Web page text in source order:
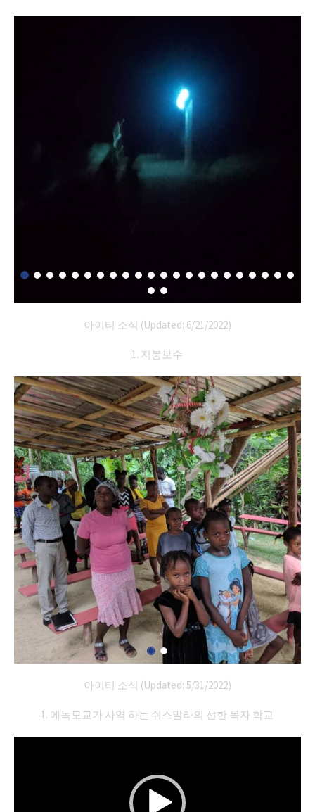
아이티 소식 (Updated: 6/21/2022)
1. 지붕보수
아이티 소식 (Updated: 5/31/2022)
1. 에녹모교가 사역 하는 쉬스말라의 선한 목자 학교